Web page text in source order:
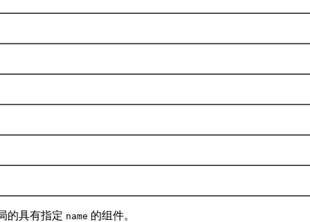
的具有指定 name 的组件。